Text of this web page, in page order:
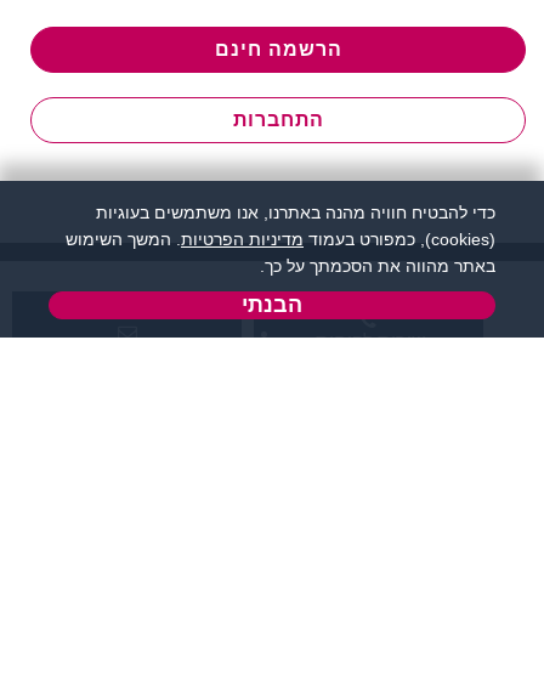
הרשמה חינם
התחברות
שירות לקוחות:
כדי להבטיח חוויה מהנה באתרנו, אנו משתמשים בעוגיות
(cookies), כמפורט בעמוד
מדיניות הפרטיות . המשך השימוש
באתר מהווה את הסכמתך על כך.
הבנתי